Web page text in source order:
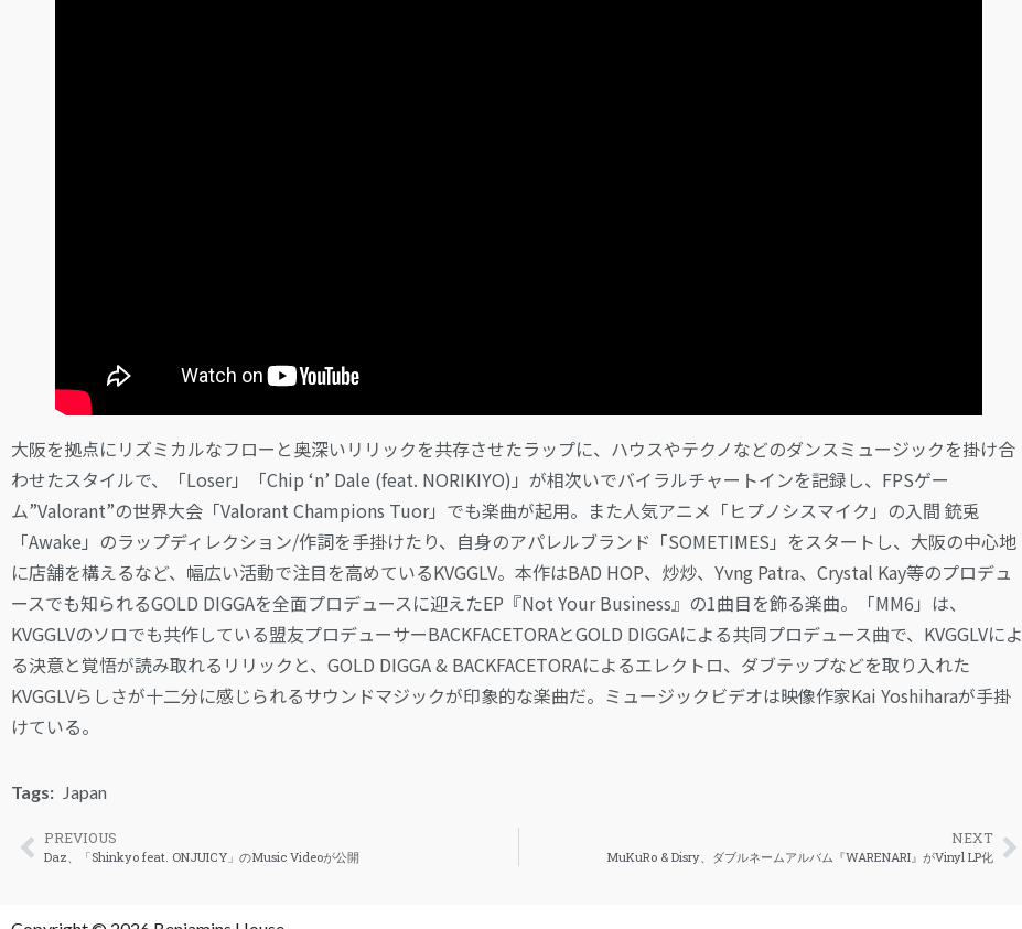
⼤阪を拠点にリズミカルなフローと奥深いリリックを共存させたラップに、ハウスやテクノなどのダンスミュージックを掛け合
わせたスタイルで、「Loser」「Chip ‘n’ Dale (feat. NORIKIYO)」が相次いでバイラルチャートインを記録し、FPSゲー
ム”Valorant”の世界⼤会「Valorant Champions Tuor」でも楽曲が起⽤。また⼈気アニメ「ヒプノシスマイク」の⼊間 銃兎
「Awake」のラップディレクション/作詞を⼿掛けたり、⾃⾝のアパレルブランド「SOMETIMES」をスタートし、⼤阪の中⼼地
に店舗を構えるなど、幅広い活動で注⽬を⾼めているKVGGLV。本作はBAD HOP、炒炒、Yvng Patra、Crystal Kay等のプロデュ
ースでも知られるGOLD DIGGAを全⾯プロデュースに迎えたEP『Not Your Business』の1曲目を飾る楽曲。「MM6」は、
KVGGLVのソロでも共作している盟友プロデューサーBACKFACETORAとGOLD DIGGAによる共同プロデュース曲で、KVGGLVによ
る決意と覚悟が読み取れるリリックと、GOLD DIGGA & BACKFACETORAによるエレクトロ、ダブテップなどを取り入れた
KVGGLVらしさが十二分に感じられるサウンドマジックが印象的な楽曲だ。ミュージックビデオは映像作家Kai Yoshiharaが手掛
けている。
Tags: Japan
PREVIOUS
Daz、「Shinkyo feat. ONJUICY」のMusic Videoが公開
NEXT
MuKuRo & Disry、ダブルネームアルバム『WARENARI』がVinyl LP化